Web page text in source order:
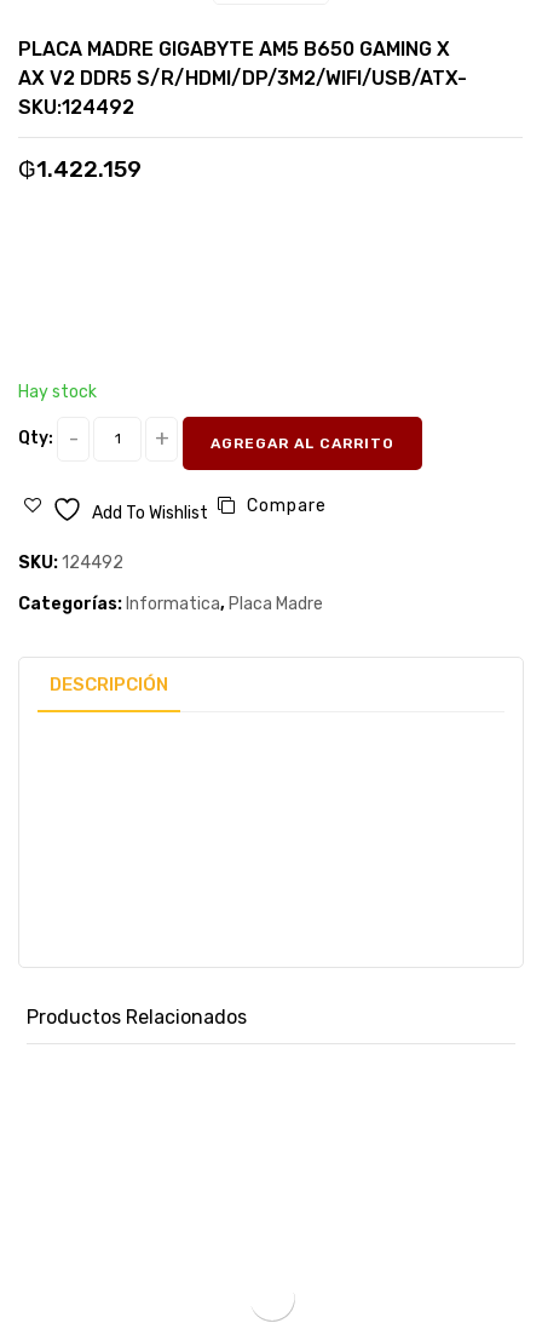
PLACA MADRE GIGABYTE AM5 B650 GAMING X
AX V2 DDR5 S/R/HDMI/DP/3M2/WIFI/USB/ATX-
SKU:124492
₲1.422.159
Hay stock
Qty: AGREGAR AL CARRITO
Add To Wishlist Compare
SKU:124492
Categorías: Informatica, Placa Madre
DESCRIPCIÓN
Productos Relacionados